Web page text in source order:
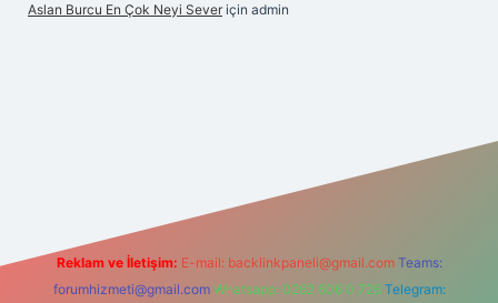
Aslan Burcu En Çok Neyi Sever için admin
Reklam ve İletişim: E-mail: backlinkpaneli@gmail.com Teams:
forumhizmeti@gmail.com Whatsapp: 0262 606 0 726 Telegram: